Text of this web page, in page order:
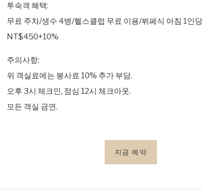
투숙객 혜택:
무료 주차/생수 4병/헬스클럽 무료 이용/뷔페식 아침 1인당
NT$450+10%
주의사항:
위 객실료에는 봉사료 10% 추가 부담.
오후 3시 체크인, 점심 12시 체크아웃.
모든 객실 금연.
지금 예약